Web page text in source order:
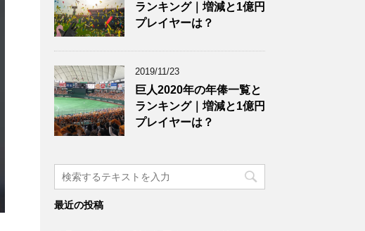
ランキング｜増減と1億円
プレイヤーは？
2019/11/23
巨人2020年の年俸一覧と
ランキング｜増減と1億円
プレイヤーは？
最近の投稿